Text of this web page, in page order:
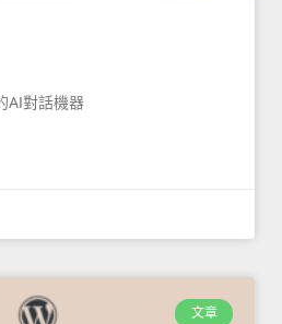
AI對話機器
文章